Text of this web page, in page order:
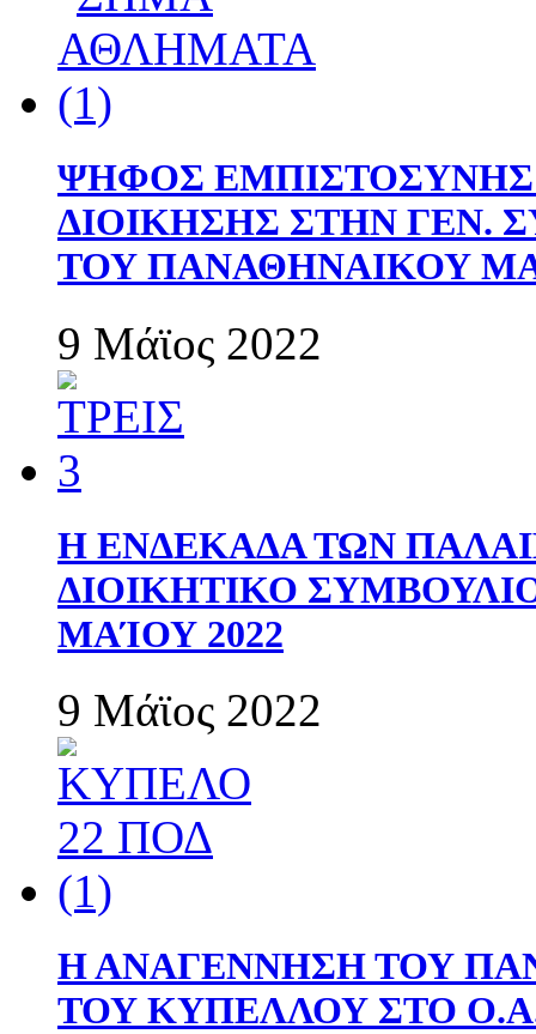
ΨΗΦΟΣ
ΔΙΟΙΚΗΣΗΣ ΣΤΗΝ ΓΕΝ.
ΤΟΥ ΠΑΝΑΘΗΝΑΙΚΟΥ
9 Μάϊος 2022
Η ΕΝΔΕΚΑΔΑ ΤΩΝ
ΔΙΟΙΚΗΤΙΚΟ
ΜΑΊΟΥ 2022
9 Μάϊος 2022
Η ΑΝΑΓΕΝΝΗΣΗ ΤΟΥ
ΤΟΥ ΚΥΠΕΛΛΟΥ ΣΤΟ